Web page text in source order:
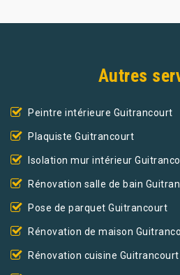
Autres
Peintre intérieure Guitrancourt
Plaquiste Guitrancourt
Isolation mur intérieur
Rénovation salle de bain
Pose de parquet Guitrancourt
Rénovation de maison
Rénovation cuisine Guitrancourt